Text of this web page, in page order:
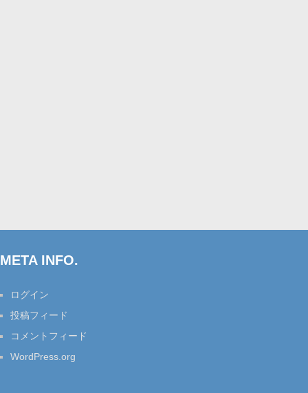
META INFO.
ログイン
投稿フィード
コメントフィード
WordPress.org